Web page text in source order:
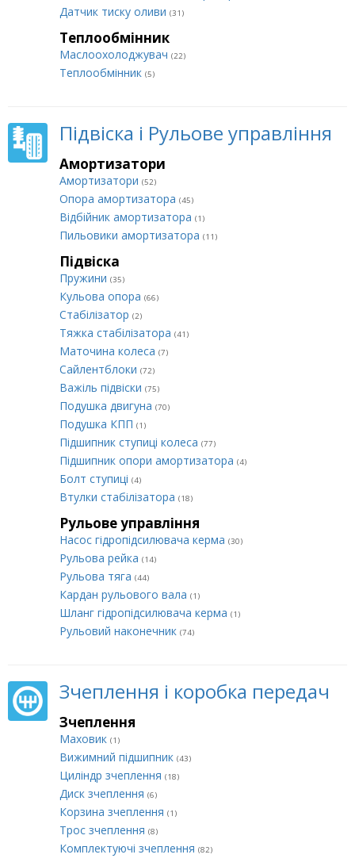
Датчик тиску оливи (31)
Теплообмінник
Маслоохолоджувач (22)
Теплообмінник (5)
Підвіска і Рульове управління
Амортизатори
Амортизатори (52)
Опора амортизатора (45)
Відбійник амортизатора (1)
Пильовики амортизатора (11)
Підвіска
Пружини (35)
Кульова опора (66)
Стабілізатор (2)
Тяжка стабілізатора (41)
Маточина колеса (7)
Сайлентблоки (72)
Важіль підвіски (75)
Подушка двигуна (70)
Подушка КПП (1)
Підшипник ступиці колеса (77)
Підшипник опори амортизатора (4)
Болт ступиці (4)
Втулки стабілізатора (18)
Рульове управління
Насос гідропідсилювача керма (30)
Рульова рейка (14)
Рульова тяга (44)
Кардан рульового вала (1)
Шланг гідропідсилювача керма (1)
Рульовий наконечник (74)
Зчеплення і коробка передач
Зчеплення
Маховик (1)
Вижимний підшипник (43)
Циліндр зчеплення (18)
Диск зчеплення (6)
Корзина зчеплення (1)
Трос зчеплення (8)
Комплектуючі зчеплення (82)